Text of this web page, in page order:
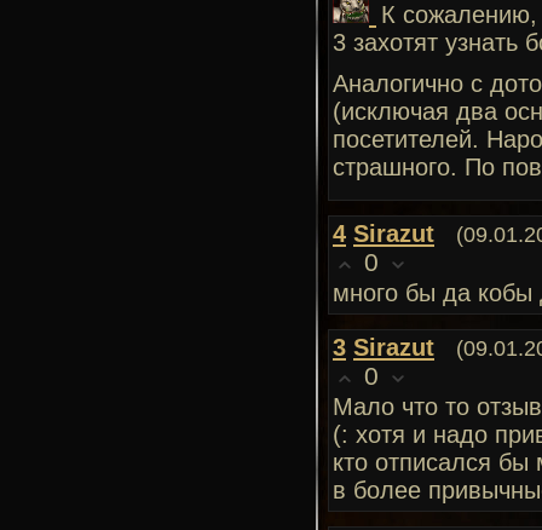
К сожалению,
3 захотят узнать
Аналогично с
(исключая два
посетителей.
страшного. По
4 Sirazut
0
много бы да кобы
3 Sirazut
0
Мало что то
(: хотя и надо
кто отписался бы
в более